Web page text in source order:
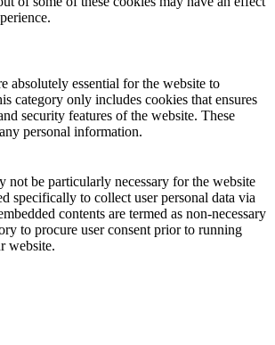
absolutely essential for the website to
category only includes cookies that ensures
security features of the website. These
personal information.
not be particularly necessary for the website
specifically to collect user personal data via
contents are termed as non-necessary
to procure user consent prior to running
website.